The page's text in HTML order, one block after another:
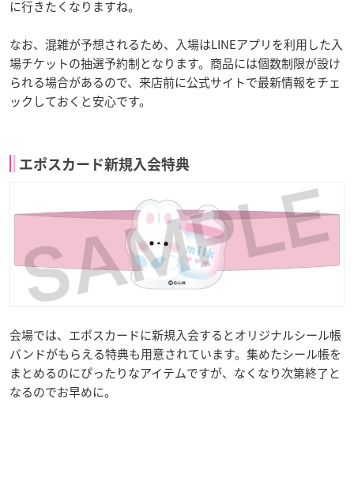
に行きたくなりますね。
なお、混雑が予想されるため、入場はLINEアプリを利用した入
場チケットの抽選予約制となります。商品には個数制限が設け
られる場合があるので、来店前に公式サイトで最新情報をチェ
ックしておくと安心です。
エポスカード新規入会特典
会場では、エポスカードに新規入会するとオリジナルシール帳
バンドがもらえる特典も用意されています。集めたシール帳を
まとめるのにぴったりなアイテムですが、なくなり次第終了と
なるのでお早めに。